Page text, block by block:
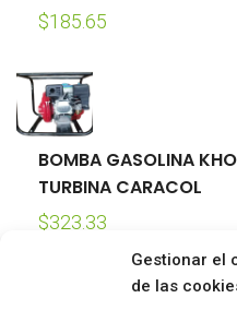
Gestionar el
de las
$185.65
BOMBA GASOLINA
TURBINA CARACOL
$323.33
ACOPLE DE